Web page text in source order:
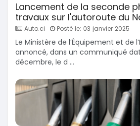
Lancement de la seconde
travaux sur l'autoroute du
Auto.ci Posté le: 03 janvier 2025
Le Ministère de l’Équipement et de
annoncé, dans un communiqué
décembre, le d ...